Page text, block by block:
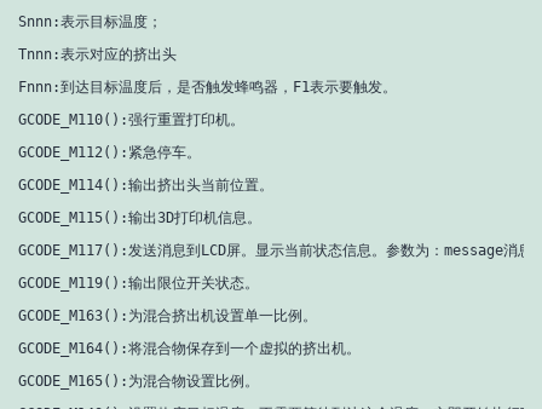
Snnn:表示目标温度；
Tnnn:表示对应的挤出头
Fnnn:到达目标温度后，是否触发蜂鸣器，F1表示要触发。
GCODE_M110():强行重置打印机。
GCODE_M112():紧急停车。
GCODE_M114():输出挤出头当前位置。
GCODE_M115():输出3D打印机信息。
GCODE_M117():发送消息到LCD屏。显示当前状态信息。参数为：message消息
GCODE_M119():输出限位开关状态。
GCODE_M163():为混合挤出机设置单一比例。
GCODE_M164():将混合物保存到一个虚拟的挤出机。
GCODE_M165():为混合物设置比例。